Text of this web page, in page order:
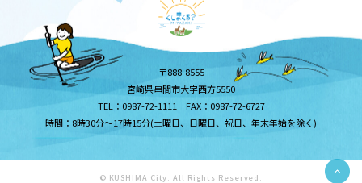
〒888-8555
宮崎県串間市大字西方5550
TEL：0987-72-1111 FAX：0987-72-6727
時間：8時30分～17時15分(土曜日、日曜日、祝日、年末年始を除く)
© KUSHIMA City. All Rights Reserved.